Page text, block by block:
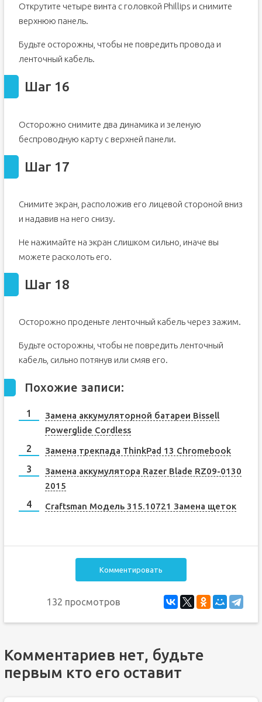
Открутите четыре винта с головкой Phillips и снимите
верхнюю панель.
Будьте осторожны, чтобы не повредить провода и
ленточный кабель.
Шаг 16
Осторожно снимите два динамика и зеленую
беспроводную карту с верхней панели.
Шаг 17
Снимите экран, расположив его лицевой стороной вниз
и надавив на него снизу.
Не нажимайте на экран слишком сильно, иначе вы
можете расколоть его.
Шаг 18
Осторожно проденьте ленточный кабель через зажим.
Будьте осторожны, чтобы не повредить ленточный
кабель, сильно потянув или смяв его.
Похожие записи:
Замена аккумуляторной батареи Bissell
Powerglide Cordless
Замена трекпада ThinkPad 13 Chromebook
Замена аккумулятора Razer Blade RZ09-0130
2015
Craftsman Модель 315.10721 Замена щеток
Комментировать
132 просмотров
Комментариев нет, будьте
первым кто его оставит